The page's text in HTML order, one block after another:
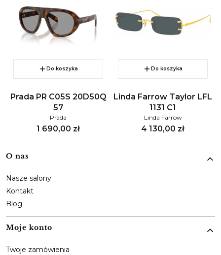
Do koszyka
Prada PR C05S 20D50Q
57
Prada
Cena
1 690,00 zł
Do koszyka
Linda Farrow Taylor LFL
1131 C1
Linda Farrow
Cena
4 130,00 zł
Linki w stopce
O nas
Nasze salony
Kontakt
Blog
Moje konto
Twoje zamówienia